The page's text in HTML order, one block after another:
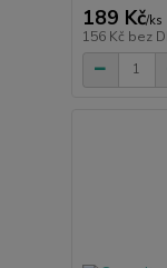
189 Kč/ks
156 Kč bez